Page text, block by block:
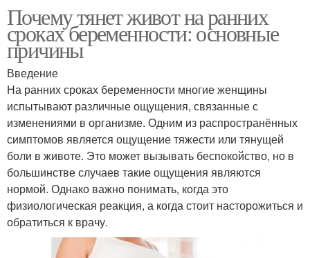
Почему тянет живот на ранних
сроках беременности: основные
причины
Введение
На ранних сроках беременности многие женщины
испытывают различные ощущения, связанные с
изменениями в организме. Одним из распространённых
симптомов является ощущение тяжести или тянущей
боли в животе. Это может вызывать беспокойство, но в
большинстве случаев такие ощущения являются
нормой. Однако важно понимать, когда это
физиологическая реакция, а когда стоит насторожиться и
обратиться к врачу.